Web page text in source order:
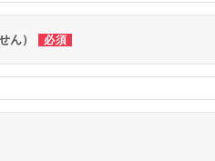
ん） 必須